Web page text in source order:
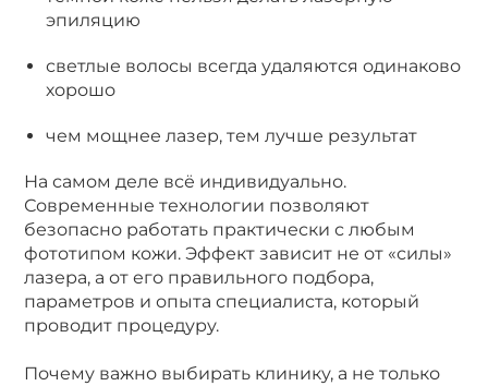
эпиляцию
светлые волосы всегда удаляются одинаково
хорошо
чем мощнее лазер, тем лучше результат
На самом деле всё индивидуально.
Современные технологии позволяют
безопасно работать практически с любым
фототипом кожи. Эффект зависит не от «силы»
лазера, а от его правильного подбора,
параметров и опыта специалиста, который
проводит процедуру.
Почему важно выбирать клинику, а не только